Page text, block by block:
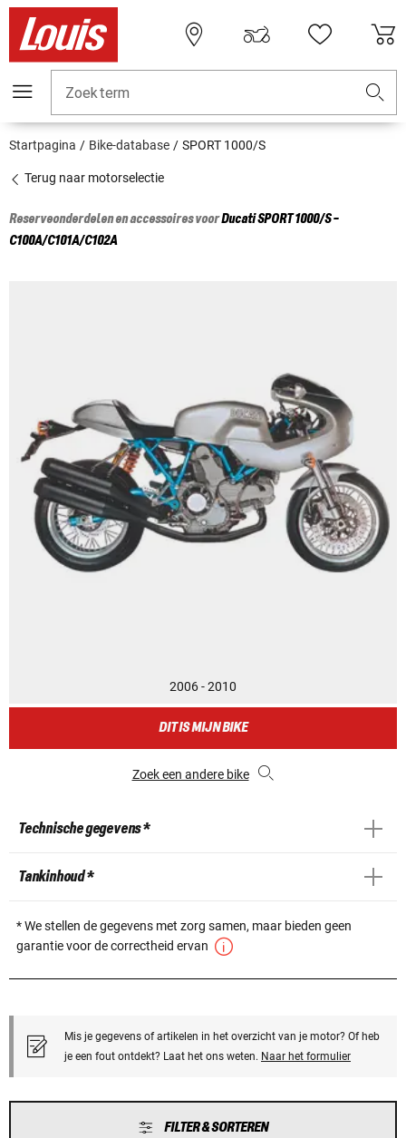
Zoekterm
Startpagina Bike-database SPORT 1000/S
Terug naar motorselectie
Reserveonderdelen en accessoires voorDucatiSPORT 1000/S -
C100A/C101A/C102A
2006 - 2010
DIT IS MIJN BIKE
Zoek een andere bike
Technische gegevens *
Tankinhoud *
* We stellen de gegevens met zorg samen, maar bieden geen
garantie voor de correctheid ervan
Mis je gegevens of artikelen in het overzicht van je motor? Of heb
je een fout ontdekt? Laat het ons weten. Naar het formulier
FILTER & SORTEREN